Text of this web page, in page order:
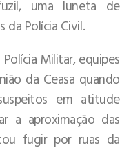
uma luneta de
da Polícia Civil.
Militar, equipes
da Ceasa quando
em atitude
a aproximação das
fugir por ruas da